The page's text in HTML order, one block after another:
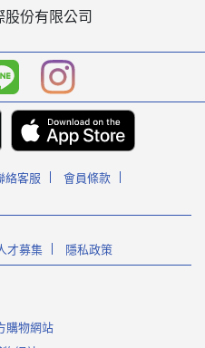
股份有限公司
絡客服
會員條款
才募集 隱私政策
購物網站